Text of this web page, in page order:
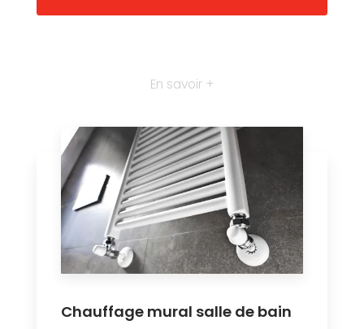
En savoir +
Chauffage mural salle de bain